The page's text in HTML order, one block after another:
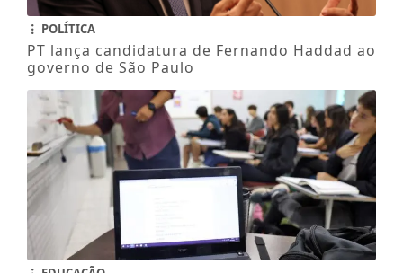
POLÍTICA
PT lança candidatura de Fernando Haddad ao
governo de São Paulo